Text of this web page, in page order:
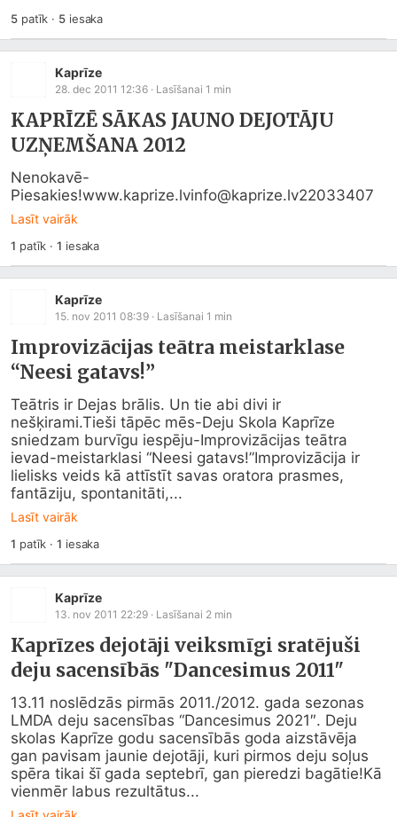
5patīk · 5iesaka
Kaprīze
28. dec 2011 12:36 · Lasīšanai 1 min
KAPRĪZĒ SĀKAS JAUNO DEJOTĀJU
UZŅEMŠANA 2012
Nenokavē-
Piesakies!www.kaprize.lvinfo@kaprize.lv22033407
Lasīt vairāk
1 patīk ·1 iesaka
Kaprīze
15. nov 2011 08:39 · Lasīšanai 1 min
Improvizācijas teātra meistarklase
“Neesi gatavs!”
Teātris ir Dejas brālis. Un tie abi divi ir
nešķirami.Tieši tāpēc mēs-Deju Skola Kaprīze
sniedzam burvīgu iespēju-Improvizācijas teātra
ievad-meistarklasi “Neesi gatavs!”Improvizācija ir
lielisks veids kā attīstīt savas oratora prasmes,
fantāziju, spontanitāti,...
Lasīt vairāk
1 patīk ·1 iesaka
Kaprīze
13. nov 2011 22:29 · Lasīšanai 2 min
Kaprīzes dejotāji veiksmīgi sratējuši
deju sacensībās "Dancesimus 2011"
13.11 noslēdzās pirmās 2011./2012. gada sezonas
LMDA deju sacensības “Dancesimus 2021″. Deju
skolas Kaprīze godu sacensībās goda aizstāvēja
gan pavisam jaunie dejotāji, kuri pirmos deju soļus
spēra tikai šī gada septebrī, gan pieredzi bagātie!Kā
vienmēr labus rezultātus...